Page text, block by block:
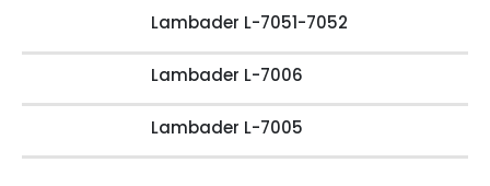
Lambader L-7051-7052
Lambader L-7006
Lambader L-7005